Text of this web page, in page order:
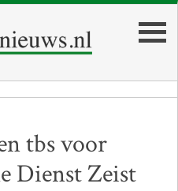
tbs voor
Dienst Zeist